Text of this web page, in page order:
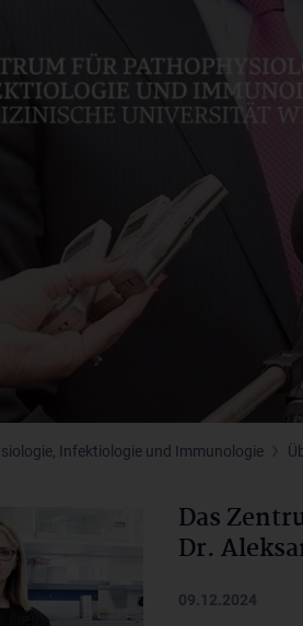
Infektiologie und Immunologie
Das
Dr.
09.12.2024